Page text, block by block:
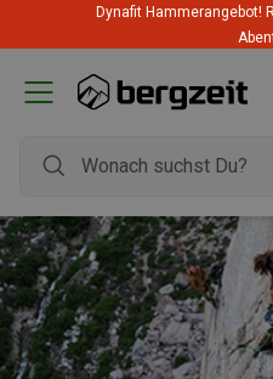
Dynafit Hammerangebot!